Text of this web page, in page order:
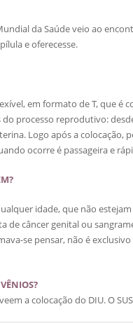
da Saúde veio ao
e oferecesse.
em formato de T, que
processo reprodutivo:
Logo após a colocação,
ocorre é passageira e
idade, que não
de câncer genital ou
se pensar, não é
a colocação do DIU. O